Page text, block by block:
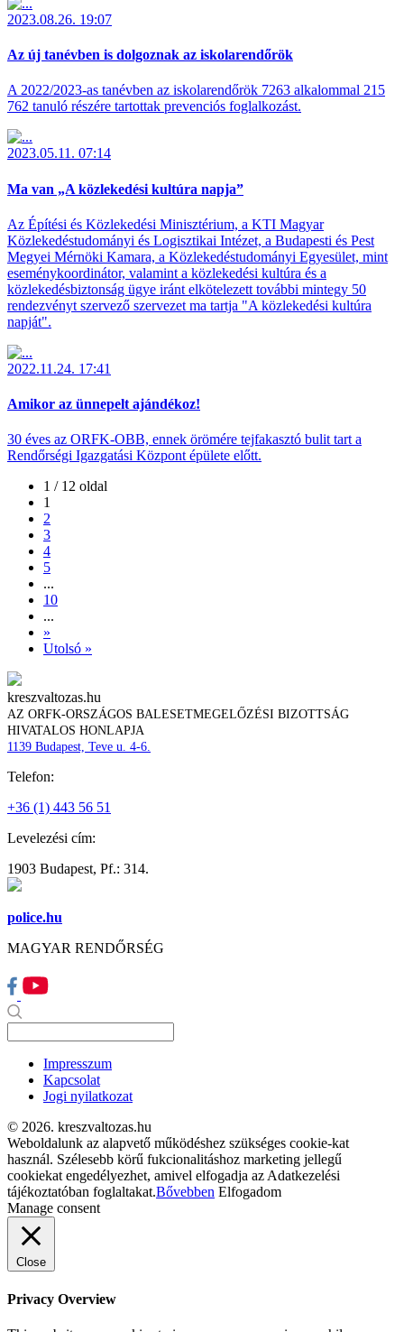
2023.08.26. 19:07
Az új tanévben is dolgoznak az iskolarendőrök
A 2022/2023-as tanévben az iskolarendőrök 7263 alkalommal 215
762 tanuló részére tartottak prevenciós foglalkozást.
2023.05.11. 07:14
Ma van „A közlekedési kultúra napja”
Az Építési és Közlekedési Minisztérium, a KTI Magyar
Közlekedéstudományi és Logisztikai Intézet, a Budapesti és Pest
Megyei Mérnöki Kamara, a Közlekedéstudományi Egyesület, mint
eseménykoordinátor, valamint a közlekedési kultúra és a
közlekedésbiztonság ügye iránt elkötelezett további mintegy 50
rendezvényt szervező szervezet ma tartja "A közlekedési kultúra
napját".
2022.11.24. 17:41
Amikor az ünnepelt ajándékoz!
30 éves az ORFK-OBB, ennek örömére tejfakasztó bulit tart a
Rendőrségi Igazgatási Központ épülete előtt.
1 / 12 oldal
1
2
3
4
5
...
10
...
»
Utolsó »
kreszvaltozas.hu
AZ ORFK-ORSZÁGOS BALESETMEGELŐZÉSI BIZOTTSÁG
HIVATALOS HONLAPJA
1139 Budapest, Teve u. 4-6.
Telefon:
+36 (1) 443 56 51
Levelezési cím:
1903 Budapest, Pf.: 314.
police.hu
MAGYAR RENDŐRSÉG
Impresszum
Kapcsolat
Jogi nyilatkozat
© 2026. kreszvaltozas.hu
Weboldalunk az alapvető működéshez szükséges cookie-kat
használ. Szélesebb körű fukcionalitáshoz marketing jellegű
cookiekat engedélyezhet, amivel elfogadja az Adatkezelési
tájékoztatóban foglaltakat.Bővebben Elfogadom
Manage consent
Close
Privacy Overview